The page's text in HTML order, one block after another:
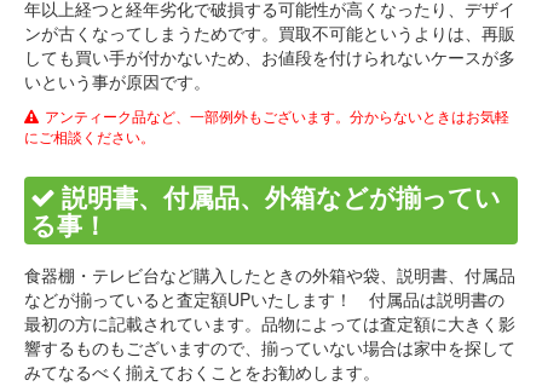
年以上経つと経年劣化で破損する可能性が高くなったり、デザイ
ンが古くなってしまうためです。買取不可能というよりは、再販
しても買い手が付かないため、お値段を付けられないケースが多
いという事が原因です。
アンティーク品など、一部例外もございます。分からないときはお気軽
にご相談ください。
説明書、付属品、外箱などが揃ってい
る事！
食器棚・テレビ台など購入したときの外箱や袋、説明書、付属品
などが揃っていると査定額UPいたします！ 付属品は説明書の
最初の方に記載されています。品物によっては査定額に大きく影
響するものもございますので、揃っていない場合は家中を探して
みてなるべく揃えておくことをお勧めします。